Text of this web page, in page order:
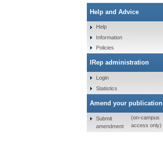
Help and Advice
Help
Information
Policies
IRep administration
Login
Statistics
Amend your publication
Submit
amendment
(on-campus
access only)